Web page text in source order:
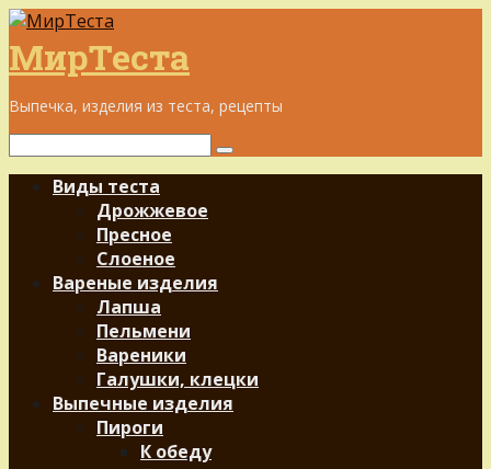
Перейти
к
контенту
МирТеста
Выпечка, изделия из теста, рецепты
Поиск:
Виды теста
Дрожжевое
Пресное
Слоеное
Вареные изделия
Лапша
Пельмени
Вареники
Галушки, клецки
Выпечные изделия
Пироги
К обеду